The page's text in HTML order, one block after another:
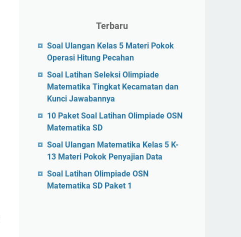
Terbaru
Soal Ulangan Kelas 5 Materi Pokok
Operasi Hitung Pecahan
Soal Latihan Seleksi Olimpiade
Matematika Tingkat Kecamatan dan
Kunci Jawabannya
10 Paket Soal Latihan Olimpiade OSN
Matematika SD
Soal Ulangan Matematika Kelas 5 K-
13 Materi Pokok Penyajian Data
Soal Latihan Olimpiade OSN
Matematika SD Paket 1